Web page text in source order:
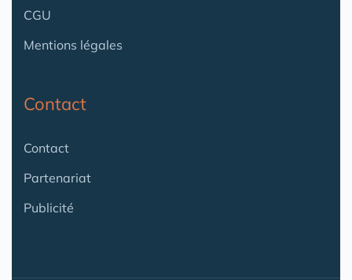
CGU
Mentions légales
Contact
Contact
Partenariat
Publicité